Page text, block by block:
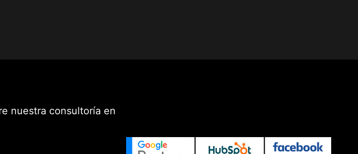
nuestra consultoría en